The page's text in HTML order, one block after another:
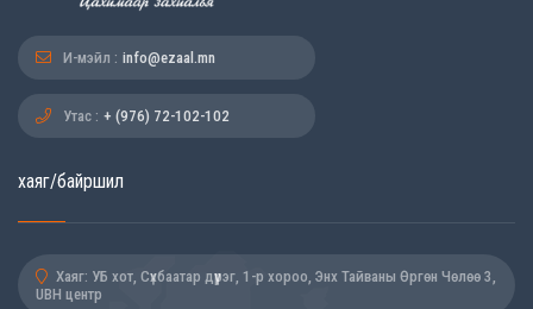
И-мэйл : info@ezaal.mn
Утас : + (976) 72-102-102
хаяг/байршил
Хаяг: УБ хот, Сүхбаатар дүүрэг, 1-р хороо, Энх Тайваны Өргөн Чөлөө 3,
UBH центр